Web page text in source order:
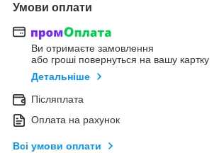
Умови оплати
Ви отримаєте замовлення
або гроші повернуться на вашу картку
Детальніше
Післяплата
Оплата на рахунок
Всі умови оплати